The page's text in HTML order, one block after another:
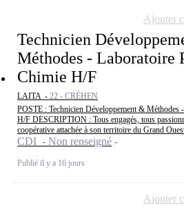
Technicien
Méthodes - Laboratoire
Chimie H/F
LAITA - 22 - CRÉHEN
POSTE : Technicien Développement & Méthodes
H/F DESCRIPTION : Tous engagés, tous
coopérative attachée à son territoire du Grand
CDI - Non renseigné
Publié il y a 16 jours
Ajouter
Ajouter